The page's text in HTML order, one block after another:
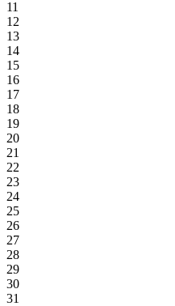
11
12
13
14
15
16
17
18
19
20
21
22
23
24
25
26
27
28
29
30
31